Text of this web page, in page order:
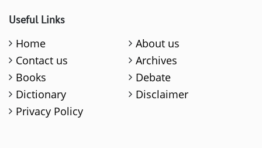
Useful Links
Home
About us
Contact us
Archives
Books
Debate
Dictionary
Disclaimer
Privacy Policy